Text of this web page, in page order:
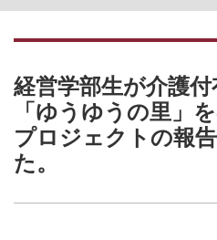
経営学部生が介護
「ゆうゆうの里」
プロジェクトの報
た。